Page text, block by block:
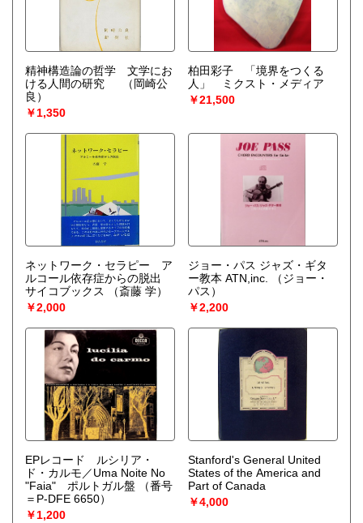
精神構造論の哲学 文学にお
ける人間の研究
（岡崎公
良）
￥1,350
柏田彩子 「境界をつくる
人」 ミクスト・メディア
￥21,500
ネットワーク・セラピー ア
ルコール依存症からの脱出
サイコブックス
（斎藤 学）
￥2,000
ジョー・パス ジャズ・ギタ
ー教本 ATN,inc.
（ジョー・
パス）
￥2,200
EPレコード ルシリア・
ド・カルモ／Uma Noite No
"Faia" ポルトガル盤
（番号
＝P-DFE 6650）
￥1,200
Stanford's General United
States of the America and
Part of Canada
￥4,000